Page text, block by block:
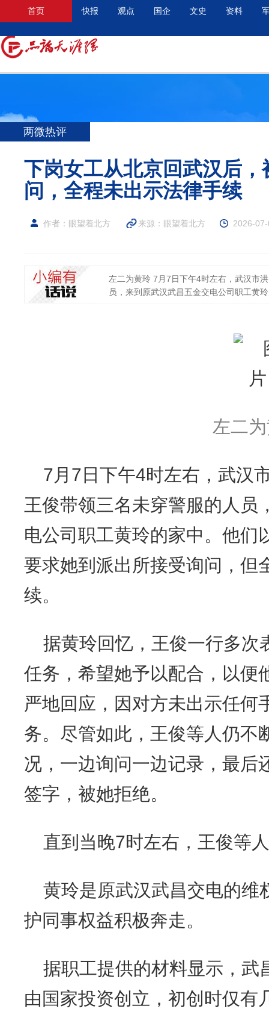
首页 快报 观点 国企 文史 资料
两微热评
下岗女工从北京回武汉后
问，全程未出示法律手续
作者：眼望着北方 来源： 眼望着北方 2026-
左二为黄玲 7月7日下午4时左右，武汉市
员，来到原武汉武昌五金交电公司职工黄
左二
7月7日下午4时左右，武汉
王俊带领三名未穿警服的人员
电公司职工黄玲的家中。他们
要求她到派出所接受询问，但
续。
据黄玲回忆，王俊一行多次
任务，希望她予以配合，以便
严地回应，因对方未出示任何
务。尽管如此，王俊等人仍不
况，一边询问一边记录，最后
签字，被她拒绝。
直到当晚7时左右，王俊等
黄玲是原武汉武昌交电的维
护同事权益积极奔走。
据职工提供的材料显示，武
由国家投资创立，初创时仅有